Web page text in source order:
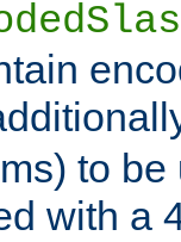
to
with a